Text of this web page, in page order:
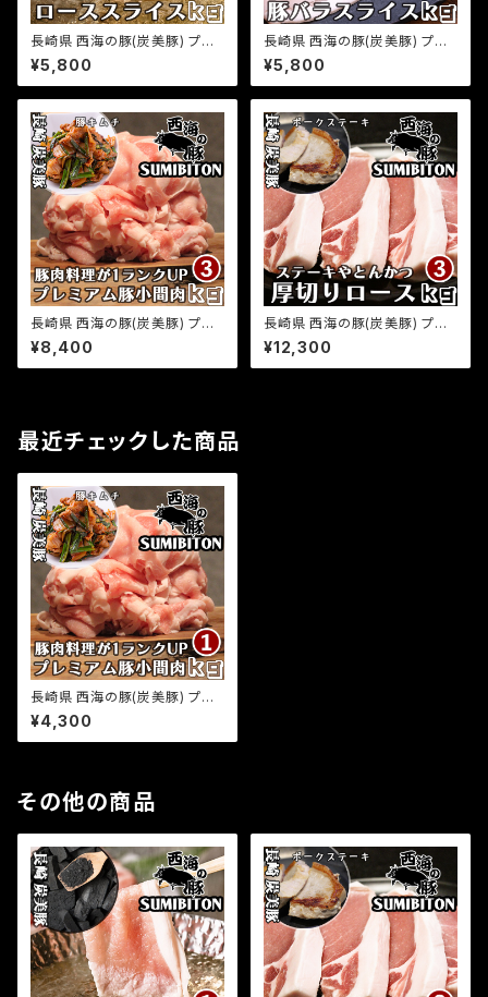
長崎県 西海の豚(炭美豚) プレ
ミアムポーク しゃぶしゃぶ用ロ
ース肉 1kg(500g×2パック) 国
産豚 ブランド豚 銘柄豚 豚肉 小
ぶ 豚ロース お取り寄せグルメ
ふるさとの味
¥5,800
長崎県 西海の豚(炭美豚) プレ
ミアムポーク 西海の豚 しゃぶし
ゃぶ用バラ肉 1kg(500g×2パッ
ク) 国産豚 ブランド豚 銘柄豚
焼きしゃぶ 豚バラ巻き 肉巻き野
菜 お取り寄せグルメ ふるさとの
味
¥5,800
長崎県 西海の豚(炭美豚) プレ
ミアムポーク 小間肉 3kg(500
g×6パック) 国産豚 ブランド豚
銘柄豚 豚肉 小分け 切り落とし
¥8,400
長崎県 西海の豚(炭美豚) プレ
ミアムポーク とんかつ ステーキ
用ロース肉 3kg(500g×6パッ
ク) 国産豚 ブランド豚 銘柄豚
¥12,300
最近チェックした商品
長崎県 西海の豚(炭美豚) プレ
ミアムポーク 小間肉 1kg(500
g×2パック) 国産豚 ブランド豚
銘柄豚 豚肉 小分け 切り落とし
¥4,300
その他の商品